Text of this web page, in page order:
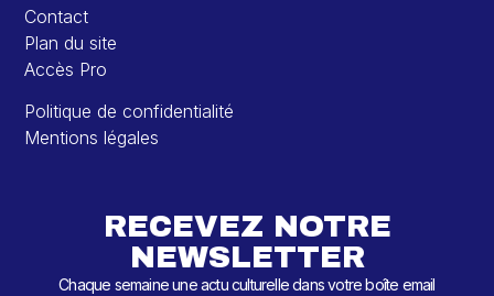
Contact
Plan du site
Accès Pro
Politique de confidentialité
Mentions légales
RECEVEZ NOTRE
NEWSLETTER
Chaque semaine une actu culturelle dans votre boîte email